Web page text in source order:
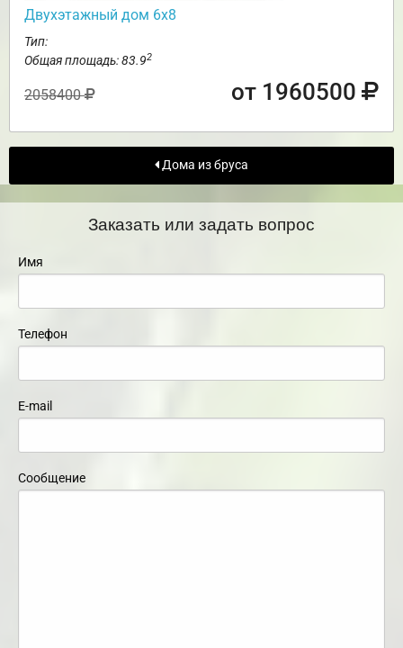
Двухэтажный дом 6х8
Тип:
Общая площадь: 83.92
2058400 от 1960500
Дома из бруса
Заказать или задать вопрос
Имя
Телефон
E-mail
Сообщение